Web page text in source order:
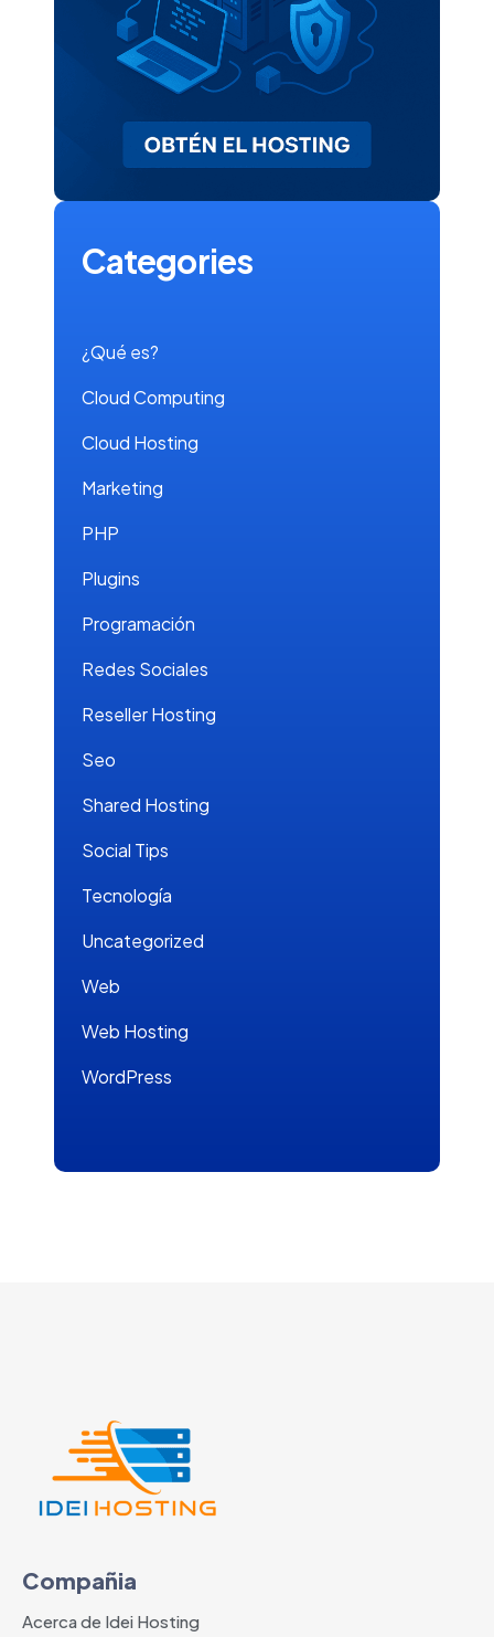
Categories
¿Qué es?
Cloud Computing
Cloud Hosting
Marketing
PHP
Plugins
Programación
Redes Sociales
Reseller Hosting
Seo
Shared Hosting
Social Tips
Tecnología
Uncategorized
Web
Web Hosting
WordPress
Compañia
Acerca de Idei Hosting